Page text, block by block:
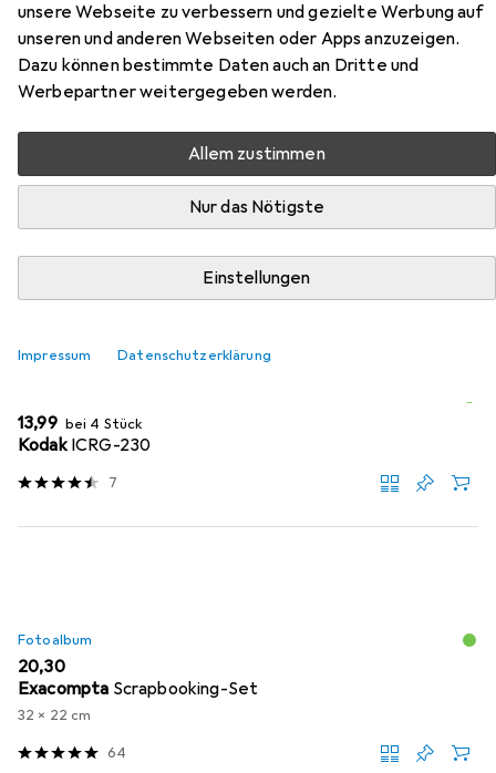
unsere Webseite zu verbessern und gezielte Werbung auf
unseren und anderen Webseiten oder Apps anzuzeigen.
Dazu können bestimmte Daten auch an Dritte und
Werbepartner weitergegeben werden.
Allem zustimmen
Nur das Nötigste
Einstellungen
Impressum Datenschutzerklärung
Hier findest du passendes Zubehör zum Produkt Kodak
Mini Shot 2 Era aus den Kategorien Sofortbildfilm und
Fotoalbum.
Sofortbildfilm Kodak
Relevanz
MENGENRABATT
EUR
13,99 bei 4 Stück
Kodak ICRG-230
7
Fotoalbum
EUR
20,30
Exacompta Scrapbooking-Set
32 x 22 cm
64